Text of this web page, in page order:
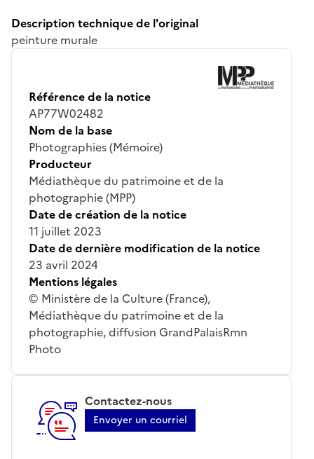
Description technique de l'original
peinture murale
Référence de la notice
AP77W02482
Nom de la base
Photographies (Mémoire)
Producteur
Médiathèque du patrimoine et de la
photographie (MPP)
Date de création de la notice
11 juillet 2023
Date de dernière modification de la notice
23 avril 2024
Mentions légales
© Ministère de la Culture (France),
Médiathèque du patrimoine et de la
photographie, diffusion GrandPalaisRmn
Photo
Contactez-nous
Envoyer un courriel